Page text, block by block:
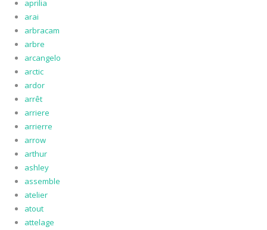
aprilia
arai
arbracam
arbre
arcangelo
arctic
ardor
arrêt
arriere
arrierre
arrow
arthur
ashley
assemble
atelier
atout
attelage